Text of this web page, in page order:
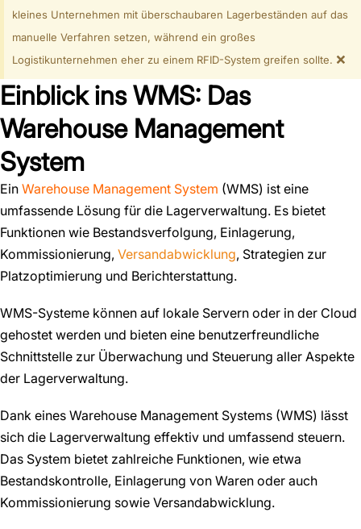
kleines Unternehmen mit überschaubaren Lagerbeständen auf das
manuelle Verfahren setzen, während ein großes
Logistikunternehmen eher zu einem RFID-System greifen sollte. ×
Einblick ins WMS: Das
Warehouse Management
System
Ein Warehouse Management System (WMS) ist eine
umfassende Lösung für die Lagerverwaltung. Es bietet
Funktionen wie Bestandsverfolgung, Einlagerung,
Kommissionierung, Versandabwicklung, Strategien zur
Platzoptimierung und Berichterstattung.
WMS-Systeme können auf lokale Servern oder in der Cloud
gehostet werden und bieten eine benutzerfreundliche
Schnittstelle zur Überwachung und Steuerung aller Aspekte
der Lagerverwaltung.
Dank eines Warehouse Management Systems (WMS) lässt
sich die Lagerverwaltung effektiv und umfassend steuern.
Das System bietet zahlreiche Funktionen, wie etwa
Bestandskontrolle, Einlagerung von Waren oder auch
Kommissionierung sowie Versandabwicklung.